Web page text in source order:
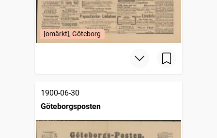
[omärkt], Göteborg
1900-06-30
Göteborgsposten